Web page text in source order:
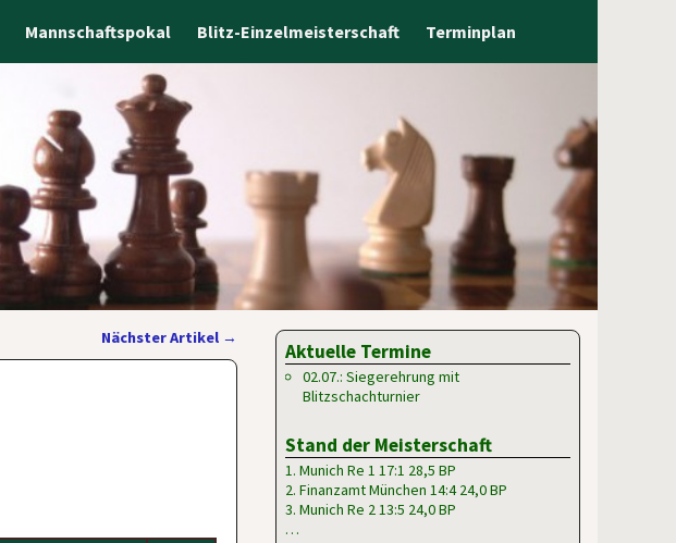
Mannschaftspokal Blitz-Einzelmeisterschaft Terminplan
Nächster Artikel →
Aktuelle Termine
02.07.: Siegerehrung mit
Blitzschachturnier
Stand der Meisterschaft
1. Munich Re 1 17:1 28,5 BP
2. Finanzamt München 14:4 24,0 BP
3. Munich Re 2 13:5 24,0 BP
…